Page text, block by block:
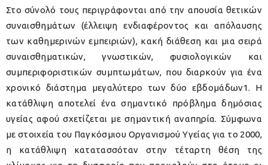
Στο σύνολό τους περιγράφονται από την απουσία θετικών
συναισθημάτων (έλλειψη ενδιαφέροντος και απόλαυσης
των καθημερινών εμπειριών), κακή διάθεση και μια σειρά
συναισθηματικών, γνωστικών, φυσιολογικών και
συμπεριφοριστικών συμπτωμάτων, που διαρκούν για ένα
χρονικό διάστημα μεγαλύτερο των δύο εβδομάδων1. Η
κατάθλιψη αποτελεί ένα σημαντικό πρόβλημα δημόσιας
υγείας αφού σχετίζεται με σημαντική αναπηρία. Σύμφωνα
με στοιχεία του Παγκόσμιου Οργανισμού Υγείας για το 2000,
η κατάθλιψη κατατασσόταν στην τέταρτη θέση της